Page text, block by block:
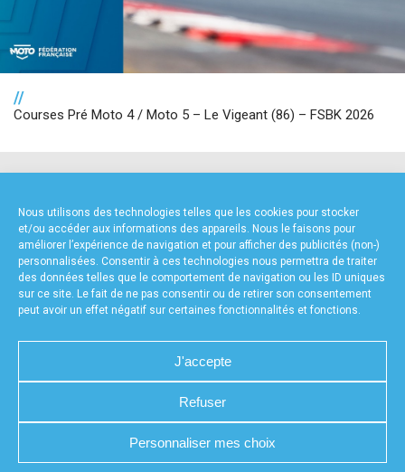
Nous utilisons des technologies telles que les cookies pour stocker
et/ou accéder aux informations des appareils. Nous le faisons pour
améliorer l’expérience de navigation et pour afficher des publicités (non-)
personnalisées. Consentir à ces technologies nous permettra de traiter
des données telles que le comportement de navigation ou les ID uniques
sur ce site. Le fait de ne pas consentir ou de retirer son consentement
peut avoir un effet négatif sur certaines fonctionnalités et fonctions.
J'accepte
Refuser
Personnaliser mes choix
//
Courses Pré Moto 4 / Moto 5 – Le Vigeant (86) – FSBK 2026
CHARTE DE CONFIDENTIALITÉ
NOUS CONTACTER